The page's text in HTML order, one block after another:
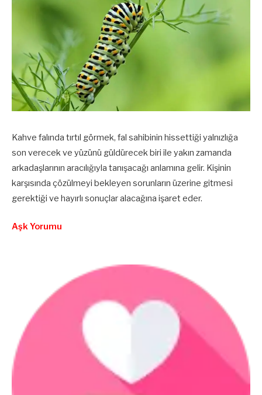
Kahve falında tırtıl görmek, fal sahibinin hissettiği yalnızlığa
son verecek ve yüzünü güldürecek biri ile yakın zamanda
arkadaşlarının aracılığıyla tanışacağı anlamına gelir. Kişinin
karşısında çözülmeyi bekleyen sorunların üzerine gitmesi
gerektiği ve hayırlı sonuçlar alacağına işaret eder.
Aşk Yorumu